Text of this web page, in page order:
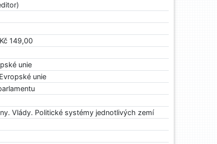
149,00
unie
unie
Vlády. Politické systémy jednotlivých zemí